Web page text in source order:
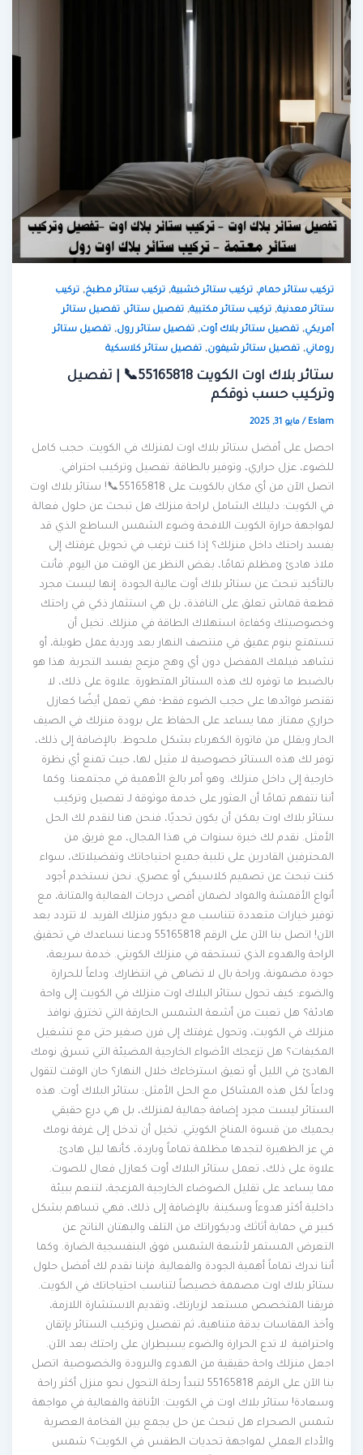
تركيب ستائر حمام,تركيب ستائر خشبية,تركيب ستائر مطبخ,تركيب
ستائر معدنية,تركيب ستائر مكتبية,تفصيل ستائر,تفصيل ستائر
أمريكي,تفصيل ستائر بلاك أوت,تفصيل ستائر رول,تفصيل ستائر
روماني,تفصيل ستائر شيفون,تفصيل ستائر كلاسكية
ستائر بلاك اوت الكويت 55165818📞 | تفصيل
وتركيب حسب ذوقكم
Eslam
/مايو 31, 2025
احصل على أفضل ستائر بلاك اوت لمنزلك في الكويت. حجب كامل
للضوء، عزل حراري، وتوفير بالطاقة. تفصيل وتركيب احترافي.
اتصل الآن من أي مكان بالكويت على 55165818📞! ستائر بلاك اوت
في الكويت: دليلك الشامل لراحة منزلك هل تبحث عن حلول فعالة
لمواجهة حرارة الكويت اللافحة وضوء الشمس الساطع الذي قد
يفسد راحتك داخل منزلك؟ إذا كنت ترغب في تحويل غرفتك إلى
ملاذ هادئ ومظلم تمامًا، بغض النظر عن الوقت من اليوم. فأنت
بالتأكيد تبحث عن ستائر بلاك أوت عالية الجودة. إنها ليست مجرد
قطعة قماش تعلق على النافذة، بل هي استثمار ذكي في راحتك
وخصوصيتك وكفاءة استهلاك الطاقة في منزلك. تخيل أن
تستمتع بنوم عميق في منتصف النهار بعد وردية عمل طويلة، أو
تشاهد فيلمك المفضل دون أي وهج مزعج يفسد التجربة. هذا هو
بالضبط ما توفره لك هذه الستائر المتطورة. علاوة على ذلك، لا
تقتصر فوائدها على حجب الضوء فقط؛ فهي تعمل أيضًا كعازل
حراري ممتاز. مما يساعد على الحفاظ على برودة منزلك في الصيف
الحار ويقلل من فاتورة الكهرباء بشكل ملحوظ. بالإضافة إلى ذلك،
توفر لك هذه الستائر خصوصية لا مثيل لها، حيث تمنع أي نظرة
خارجية إلى داخل منزلك. وهو أمر بالغ الأهمية في مجتمعنا. وكما
أننا نتفهم تمامًا أن العثور على خدمة موثوقة لـ تفصيل وتركيب
ستائر بلاك اوت يمكن أن يكون تحديًا، فنحن هنا لنقدم لك الحل
الأمثل. نقدم لك خبرة سنوات في هذا المجال، مع فريق من
المحترفين القادرين على تلبية جميع احتياجاتك وتفضيلاتك، سواء
كنت تبحث عن تصميم كلاسيكي أو عصري. نحن نستخدم أجود
أنواع الأقمشة والمواد لضمان أقصى درجات الفعالية والمتانة، مع
توفير خيارات متعددة تتناسب مع ديكور منزلك الفريد. لا تتردد بعد
الآن! اتصل بنا الآن على الرقم 55165818 ودعنا نساعدك في تحقيق
الراحة والهدوء الذي تستحقه في منزلك الكويتي. خدمة سريعة،
جودة مضمونة، وراحة بال لا تضاهى في انتظارك. وداعاً للحرارة
والضوء: كيف تحول ستائر البلاك اوت منزلك في الكويت إلى واحة
هادئة؟ هل تعبت من أشعة الشمس الحارقة التي تخترق نوافذ
منزلك في الكويت، وتحول غرفتك إلى فرن صغير حتى مع تشغيل
المكيفات؟ هل تزعجك الأضواء الخارجية المضيئة التي تسرق نومك
الهادئ في الليل أو تعيق استرخاءك خلال النهار؟ حان الوقت لتقول
وداعاً لكل هذه المشاكل مع الحل الأمثل: ستائر البلاك أوت. هذه
الستائر ليست مجرد إضافة جمالية لمنزلك، بل هي درع حقيقي
يحميك من قسوة المناخ الكويتي. تخيل أن تدخل إلى غرفة نومك
في عز الظهيرة لتجدها مظلمة تماماً وباردة، كأنها ليل هادئ.
علاوة على ذلك، تعمل ستائر البلاك أوت كعازل فعال للصوت.
مما يساعد على تقليل الضوضاء الخارجية المزعجة، لتنعم ببيئة
داخلية أكثر هدوءاً وسكينة. بالإضافة إلى ذلك، فهي تساهم بشكل
كبير في حماية أثاثك وديكوراتك من التلف والبهتان الناتج عن
التعرض المستمر لأشعة الشمس فوق البنفسجية الضارة. وكما
أننا ندرك تماماً أهمية الجودة والفعالية. فإننا نقدم لك أفضل حلول
ستائر بلاك اوت مصممة خصيصاً لتناسب احتياجاتك في الكويت.
فريقنا المتخصص مستعد لزيارتك، وتقديم الاستشارة اللازمة،
وأخذ المقاسات بدقة متناهية، ثم تفصيل وتركيب الستائر بإتقان
واحترافية. لا تدع الحرارة والضوء يسيطران على راحتك بعد الآن.
اجعل منزلك واحة حقيقية من الهدوء والبرودة والخصوصية. اتصل
بنا الآن على الرقم 55165818 لتبدأ رحلة التحول نحو منزل أكثر راحة
وسعادة! ستائر بلاك اوت في الكويت: الأناقة والفعالية في مواجهة
شمس الصحراء هل تبحث عن حل يجمع بين الفخامة العصرية
والأداء العملي لمواجهة تحديات الطقس في الكويت؟ شمس